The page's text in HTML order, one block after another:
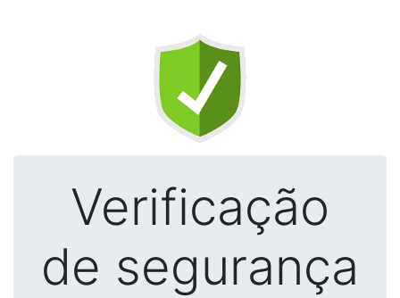
Verificação
de segurança